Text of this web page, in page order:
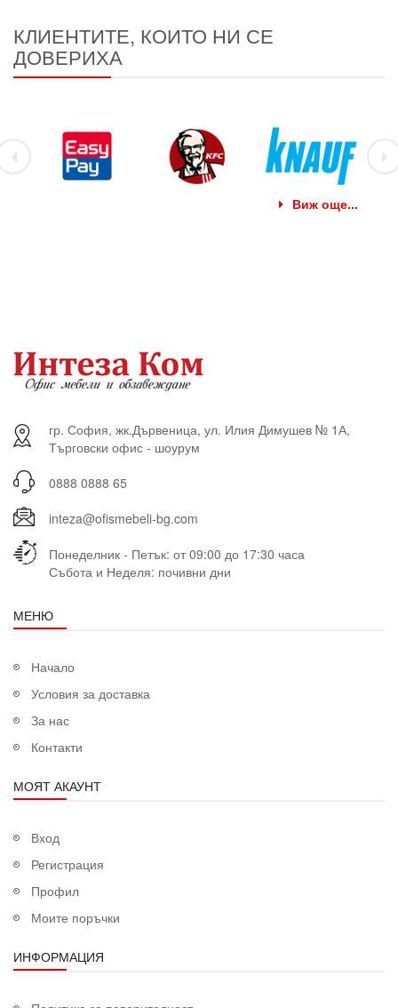
КЛИЕНТИТЕ, КОИТО НИ СЕ
ДОВЕРИХА
Виж още...
гр. София, жк.Дървеница, ул. Илия Димушев № 1А,
Търговски офис - шоурум
0888 0888 65
inteza@ofismebeli-bg.com
Понеделник - Петък: от 09:00 до 17:30 часа
Събота и Неделя: почивни дни
МЕНЮ
Начало
Условия за доставка
За нас
Контакти
МОЯТ АКАУНТ
Вход
Регистрация
Профил
Моите поръчки
ИНФОРМАЦИЯ